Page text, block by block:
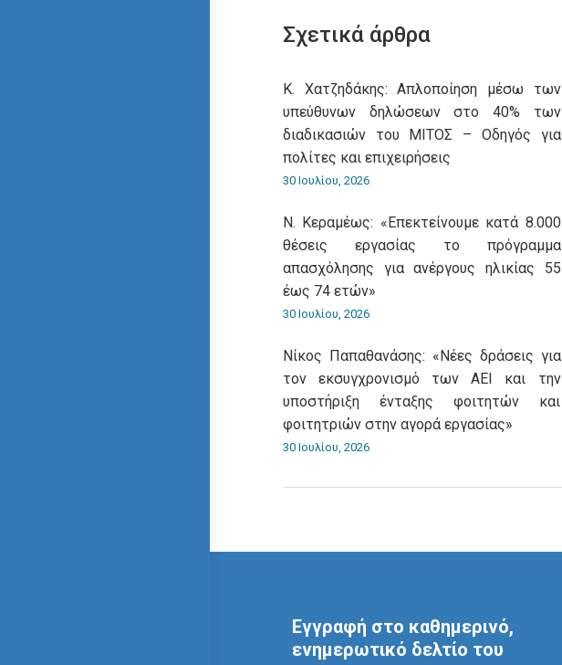
Σχετικά άρθρα
Κ. Χατζηδάκης: Aπλοποίηση μέσω των
υπεύθυνων δηλώσεων στο 40% των
διαδικασιών του ΜΙΤΟΣ – Οδηγός για
πολίτες και επιχειρήσεις
30 Ιουλίου, 2026
Ν. Κεραμέως: «Επεκτείνουμε κατά 8.000
θέσεις εργασίας το πρόγραμμα
απασχόλησης για ανέργους ηλικίας 55
έως 74 ετών»
30 Ιουλίου, 2026
Νίκος Παπαθανάσης: «Νέες δράσεις για
τον εκσυγχρονισμό των ΑΕΙ και την
υποστήριξη ένταξης φοιτητών και
φοιτητριών στην αγορά εργασίας»
30 Ιουλίου, 2026
Εγγραφή στο καθημερινό,
ενημερωτικό δελτίο του